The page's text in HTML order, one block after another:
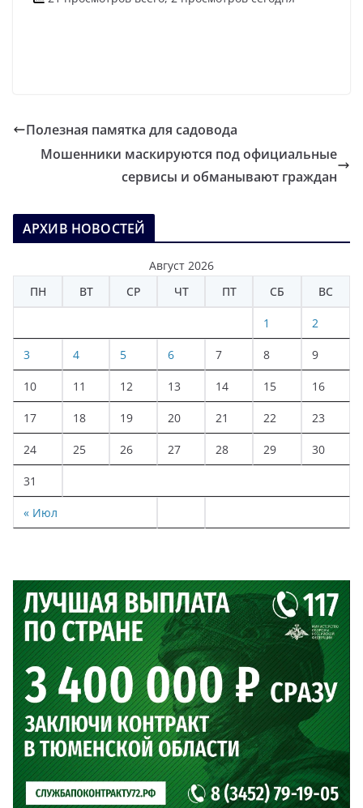
Полезная памятка для садовода
Мошенники маскируются под официальные
сервисы и обманывают граждан
АРХИВ НОВОСТЕЙ
Август 2026
ПН
ВТ СР ЧТ ПТ СБ ВС
« Июл
1 2
3 4 5 6 7 8 9
10 11 12 13 14 15 16
17 18 19 20 21 22 23
24 25 26 27 28 29 30
31